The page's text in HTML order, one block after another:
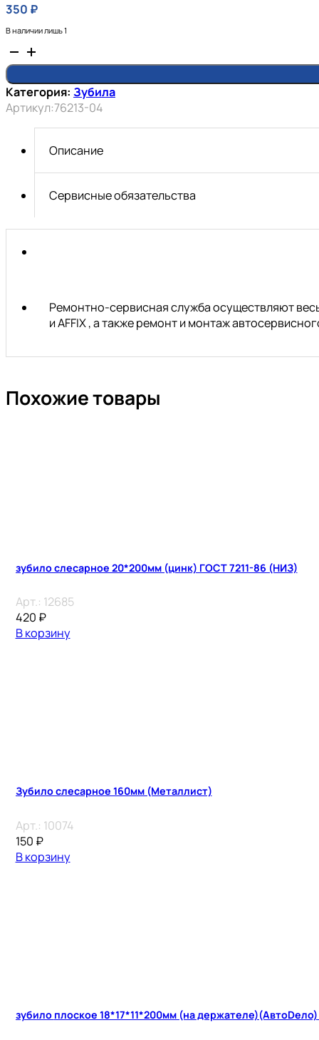
350 ₽
В наличии лишь 1
Количество
товара
KING
TONY
Зубило
13x100
Категория: Зубила
Артикул:76213-04
Описание
Сервисные обязательства
Ремонтно-сервисная служба осуществляют
и AFFIX , а также ремонт и монтаж
Похожие товары
зубило слесарное 20*200мм (цинк) ГОСТ 7211-86 (НИЗ)
Арт.: 12685
420 ₽
В корзину
Зубило слесарное 160мм (Металлист)
Арт.: 10074
150 ₽
В корзину
зубило плоское 18*17*11*200мм (на